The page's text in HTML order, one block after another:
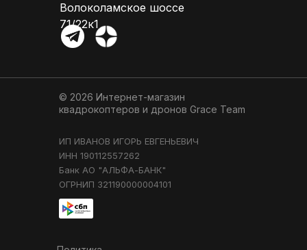
© 2026 Интернет-магазин
квадрокоптеров и дронов Grace Team
Волоколамское шоссе
71/22к1
ИП ИВАНОВ ИГОРЬ ЕВГЕНЬЕВИЧ
ИНН 190112557262
Банк АО "АЛЬФА-БАНК"
ОГРНИП 321190000004101